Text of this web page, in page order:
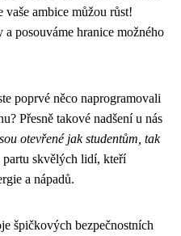
vaše ambice můžou růst!
posouváme hranice možného
poprvé něco naprogramovali
Přesně takové nadšení u nás
otevřené jak studentům, tak
partu skvělých lidí, kteří
a nápadů.
špičkových bezpečnostních